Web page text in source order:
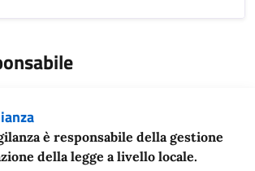
è responsabile della gestione
della legge a livello locale.